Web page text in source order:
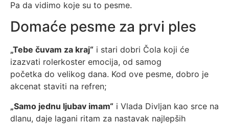
Pa da vidimo koje su to pesme.
Domaće pesme za prvi ples
„Tebe čuvam za kraj“ i stari dobri Čola koji će
izazvati rolerkoster emocija, od samog
početka do velikog dana. Kod ove pesme, dobro je
akcenat staviti na refren;
„Samo jednu ljubav imam“ i Vlada Divljan kao srce na
dlanu, daje lagani ritam za nastavak najlepših